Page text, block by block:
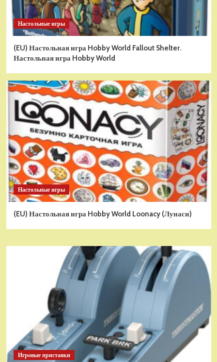
Настольные игры
(EU) Настольная игра Hobby World Fallout Shelter.
Настольная игра Hobby World
Настольные игры
(EU) Настольная игра Hobby World Loonacy (Лунаси)
Игровые приставки